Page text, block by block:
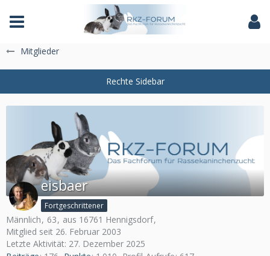
Das Fachforum der Rassekaninchenzucht
Mitglieder
eisbaer
Fortgeschrittener
Männlich 63
aus 16761 Hennigsdorf
Mitglied seit 26. Februar 2003
Letzte Aktivität: 27. Dezember 2025